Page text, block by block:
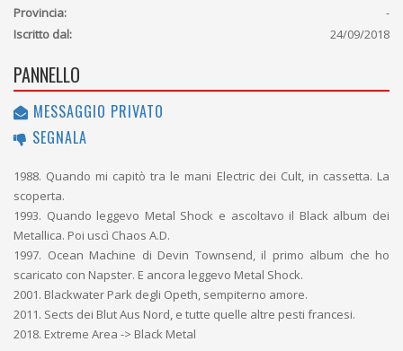
Provincia:
-
Iscritto dal:
24/09/2018
PANNELLO
MESSAGGIO PRIVATO
SEGNALA
1988. Quando mi capitò tra le mani Electric dei Cult, in cassetta. La
scoperta.
1993. Quando leggevo Metal Shock e ascoltavo il Black album dei
Metallica. Poi uscì Chaos A.D.
1997. Ocean Machine di Devin Townsend, il primo album che ho
scaricato con Napster. E ancora leggevo Metal Shock.
2001. Blackwater Park degli Opeth, sempiterno amore.
2011. Sects dei Blut Aus Nord, e tutte quelle altre pesti francesi.
2018. Extreme Area -> Black Metal